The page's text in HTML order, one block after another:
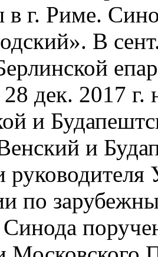
в г. Риме.
В
дек. 2017
и
и
по